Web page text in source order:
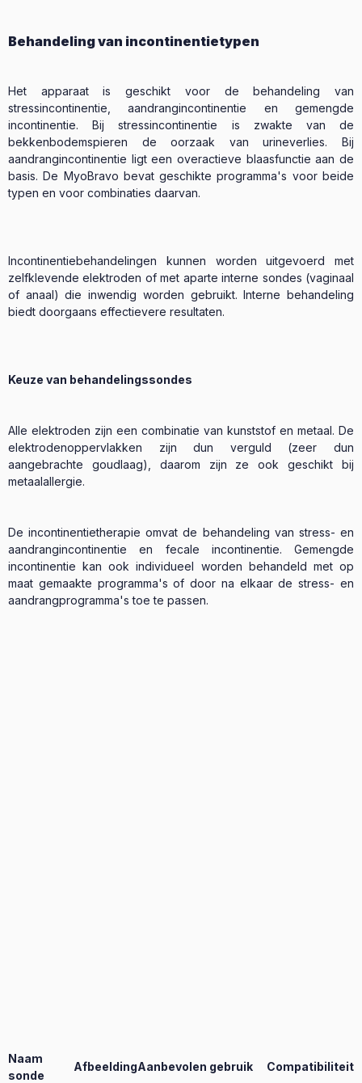
Behandeling van incontinentietypen
Het apparaat is geschikt voor de behandeling van
stressincontinentie, aandrangincontinentie en gemengde
incontinentie. Bij stressincontinentie is zwakte van de
bekkenbodemspieren de oorzaak van urineverlies. Bij
aandrangincontinentie ligt een overactieve blaasfunctie aan de
basis. De MyoBravo bevat geschikte programma's voor beide
typen en voor combinaties daarvan.
Incontinentiebehandelingen kunnen worden uitgevoerd met
zelfklevende elektroden of met aparte interne sondes (vaginaal
of anaal) die inwendig worden gebruikt. Interne behandeling
biedt doorgaans effectievere resultaten.
Keuze van behandelingssondes
Alle elektroden zijn een combinatie van kunststof en metaal. De
elektrodenoppervlakken zijn dun verguld (zeer dun
aangebrachte goudlaag), daarom zijn ze ook geschikt bij
metaalallergie.
De incontinentietherapie omvat de behandeling van stress- en
aandrangincontinentie en fecale incontinentie. Gemengde
incontinentie kan ook individueel worden behandeld met op
maat gemaakte programma's of door na elkaar de stress- en
aandrangprogramma's toe te passen.
Naam
sonde
AfbeeldingAanbevolen gebruik Compatibiliteit